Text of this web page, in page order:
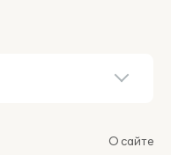
О сайте